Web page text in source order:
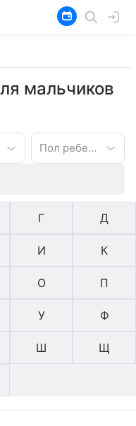
мальчиков
Пол ребенка
Г Д
И К
О П
У Ф
Ш Щ